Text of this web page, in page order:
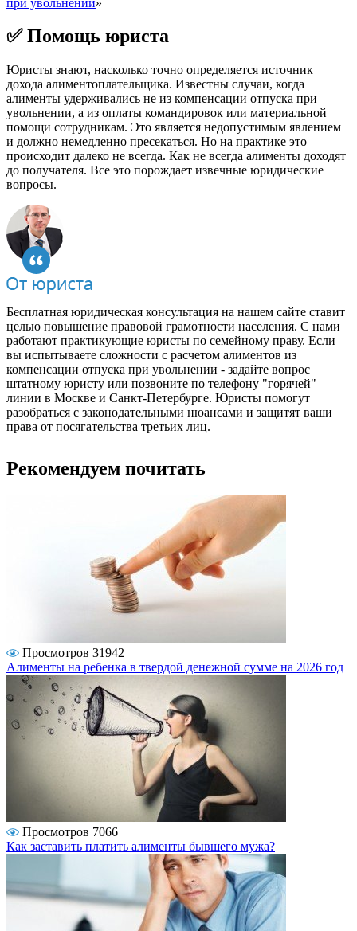
✅ Помощь юриста
Юристы знают, насколько точно определяется источник
дохода алиментоплательщика. Известны случаи, когда
алименты удерживались не из компенсации отпуска при
увольнении, а из оплаты командировок или материальной
помощи сотрудникам. Это является недопустимым явлением
и должно немедленно пресекаться. Но на практике это
происходит далеко не всегда. Как не всегда алименты доходят
до получателя. Все это порождает извечные юридические
вопросы.
Бесплатная юридическая консультация на нашем сайте ставит
целью повышение правовой грамотности населения. С нами
работают практикующие юристы по семейному праву. Если
вы испытываете сложности с расчетом алиментов из
компенсации отпуска при увольнении - задайте вопрос
штатному юристу или позвоните по телефону "горячей"
линии в Москве и Санкт-Петербурге. Юристы помогут
разобраться с законодательными нюансами и защитят ваши
права от посягательства третьих лиц.
Рекомендуем почитать
Просмотров 31942
Алименты на ребенка в твердой денежной сумме на 2026 год
Просмотров 7066
Как заставить платить алименты бывшего мужа?